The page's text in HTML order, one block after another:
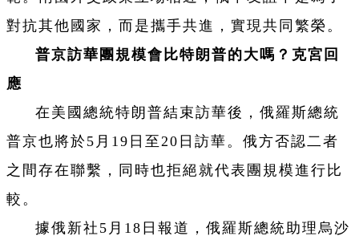
對抗其他國家，而是攜手共進，實現共同繁榮。
普京訪華團規模會比特朗普的大嗎？克宮回
應
在美國總統特朗普結束訪華後，俄羅斯總統
普京也將於5月19日至20日訪華。俄方否認二者
之間存在聯繫，同時也拒絕就代表團規模進行比
較。
據俄新社5月18日報道，俄羅斯總統助理烏沙